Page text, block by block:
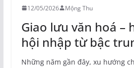
12/05/2026 Mộng Thu
Giao lưu văn hoá –
hội nhập từ bậc
Những năm gần đây, xu hướng